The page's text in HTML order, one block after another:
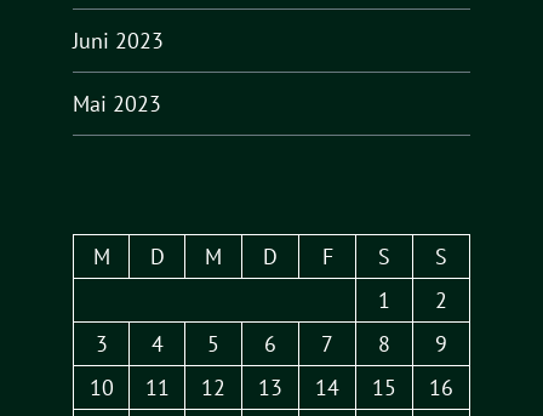
Juni 2023
Mai 2023
M D M D F S
S
1
2
3
4 5 6 7 8
9
10
11 12 13 14 15
16